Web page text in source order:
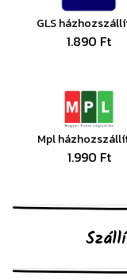
GLS
1.890 Ft
Mpl
1.990 Ft